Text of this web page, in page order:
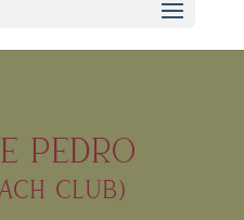
PEDRO
CLUB)